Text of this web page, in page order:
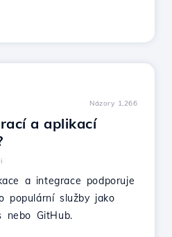
Názory 1,266
a aplikací
a integrace podporuje
populární služby jako
nebo GitHub.